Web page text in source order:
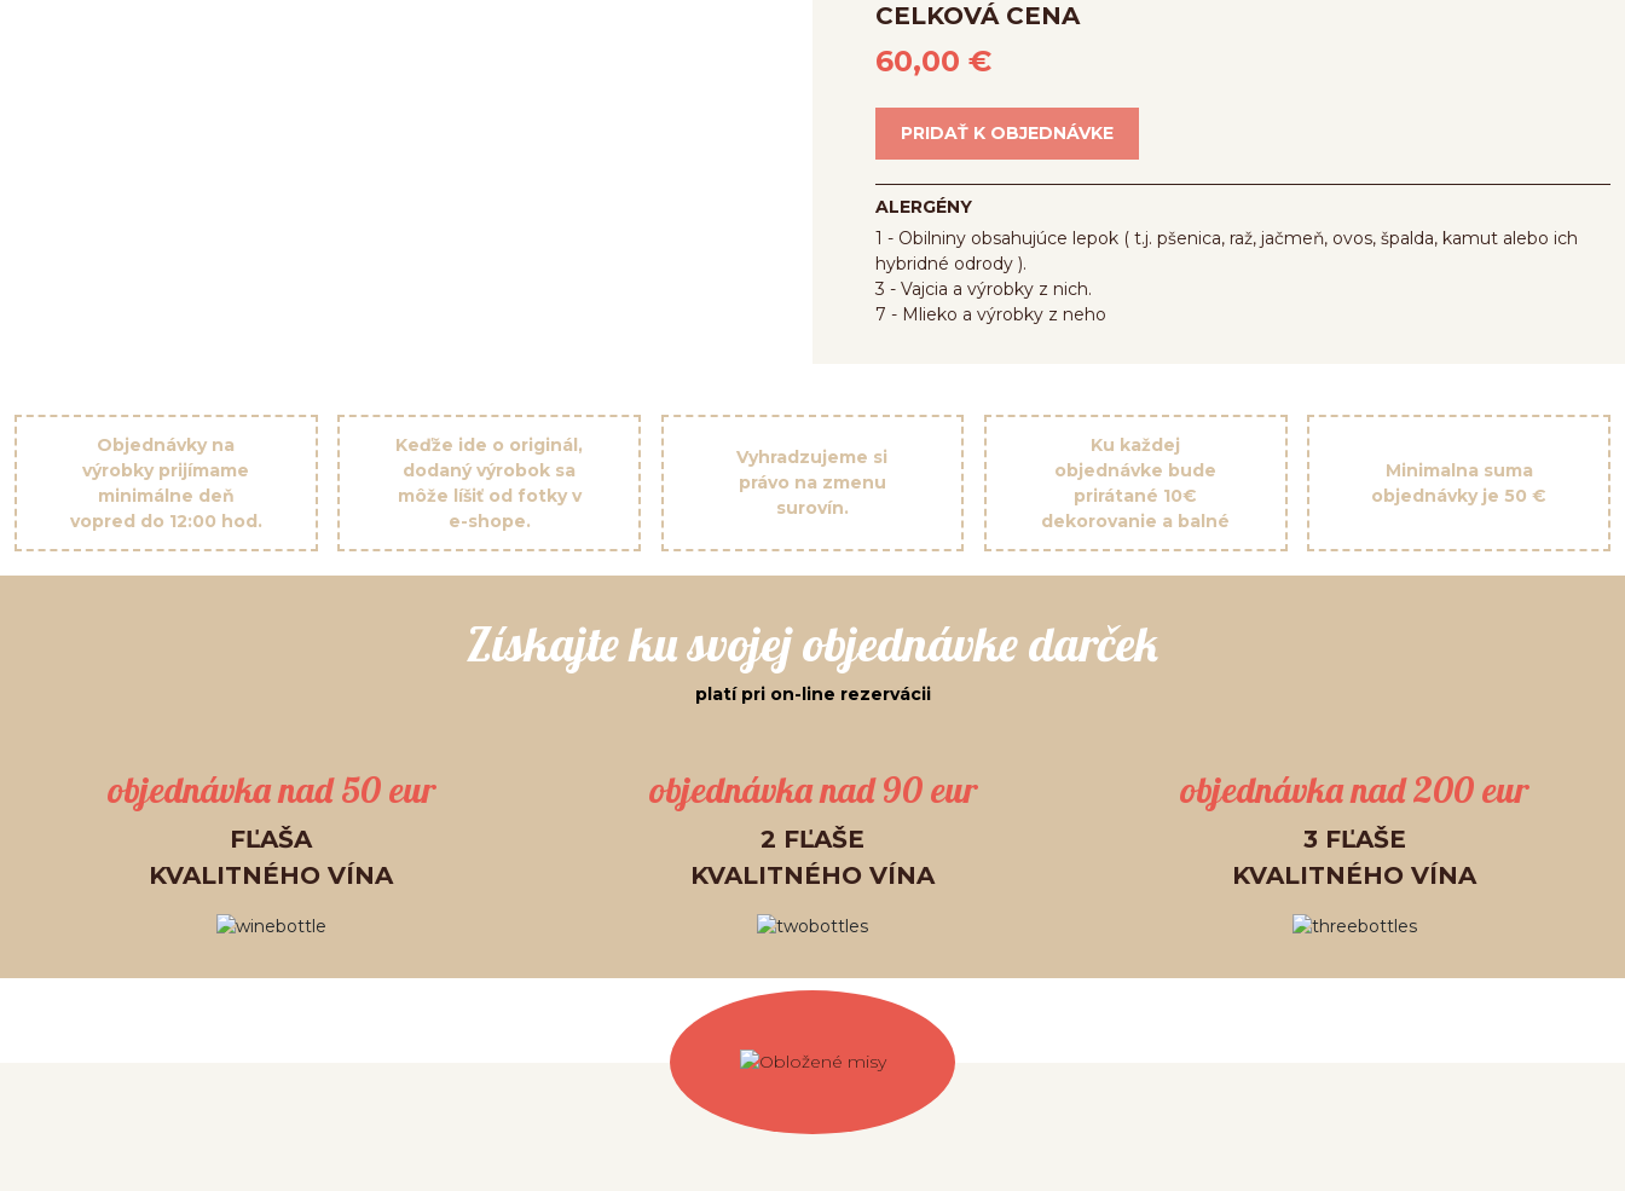
CELKOVÁ CENA
60,00 €
PRIDAŤ K OBJEDNÁVKE
ALERGÉNY
1 - Obilniny obsahujúce lepok ( t.j. pšenica, raž, jačmeň, ovos, špalda, kamut alebo ich
hybridné odrody ).
3 - Vajcia a výrobky z nich.
7 - Mlieko a výrobky z neho
Objednávky na
výrobky prijímame
minimálne deň
vopred do 12:00 hod.
Keďže ide o originál,
dodaný výrobok sa
môže líšiť od fotky v
e-shope.
Vyhradzujeme si
právo na zmenu
surovín.
Ku každej
objednávke bude
prirátané 10€
dekorovanie a balné
Minimalna suma
objednávky je 50 €
Získajte ku svojej objednávke darček
platí pri on-line rezervácii
objednávka nad 50 eur
FĽAŠA
KVALITNÉHO VÍNA
objednávka nad 90 eur
2 FĽAŠE
KVALITNÉHO VÍNA
objednávka nad 200 eur
3 FĽAŠE
KVALITNÉHO VÍNA